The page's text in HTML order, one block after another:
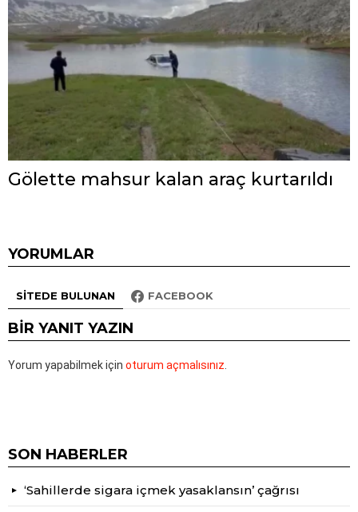
Gölette mahsur kalan araç kurtarıldı
YORUMLAR
SITEDE BULUNAN FACEBOOK
BIR YANIT YAZIN
Yorum yapabilmek için oturum açmalısınız
SON HABERLER
‘Sahillerde sigara içmek yasaklansın’ çağrısı